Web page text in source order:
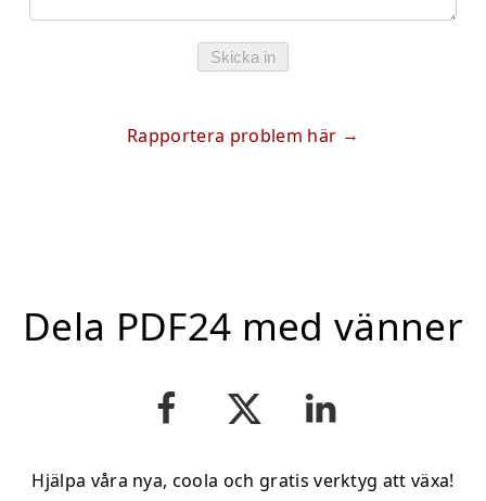
Skicka in
Rapportera problem här
Dela PDF24 med vänner
Hjälpa våra nya, coola och gratis verktyg att växa!